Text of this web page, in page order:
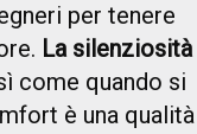
per tenere
La silenziosità
come quando si
è una qualità